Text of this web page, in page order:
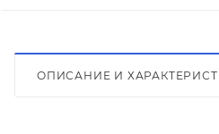
ОПИСАНИЕ И